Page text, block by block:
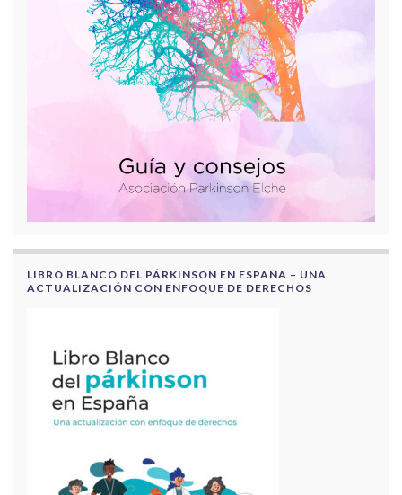
LIBRO BLANCO DEL PÁRKINSON EN ESPAÑA – UNA
ACTUALIZACIÓN CON ENFOQUE DE DERECHOS